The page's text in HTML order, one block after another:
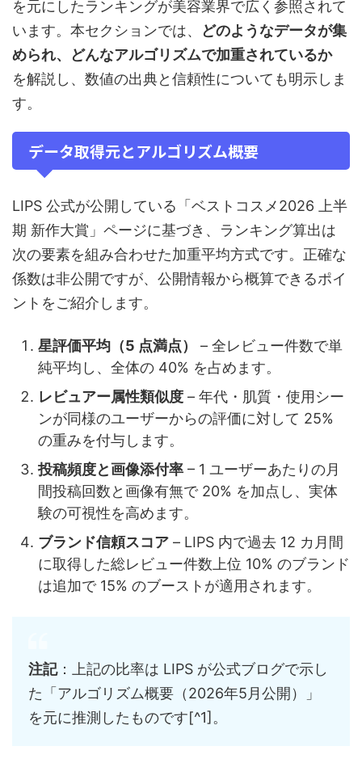
を元にしたランキングが美容業界で広く参照されて
います。本セクションでは、
どのようなデータが集
められ、どんなアルゴリズムで加重されているか
を解説し、数値の出典と信頼性についても明示しま
す。
データ取得元とアルゴリズム概要
LIPS 公式が公開している「ベストコスメ2026 上半
期 新作大賞」ページに基づき、ランキング算出は
次の要素を組み合わせた加重平均方式です。正確な
係数は非公開ですが、公開情報から概算できるポイ
ントをご紹介します。
星評価平均（5 点満点）
– 全レビュー件数で単
純平均し、全体の 40% を占めます。
レビュアー属性類似度 – 年代・肌質・使用シー
ンが同様のユーザーからの評価に対して 25%
の重みを付与します。
投稿頻度と画像添付率 – 1 ユーザーあたりの月
間投稿回数と画像有無で 20% を加点し、実体
験の可視性を高めます。
ブランド信頼スコア – LIPS 内で過去 12 カ月間
に取得した総レビュー件数上位 10% のブランド
は追加で 15% のブーストが適用されます。
注記：上記の比率は LIPS が公式ブログで示し
た「アルゴリズム概要（2026年5月公開）」
を元に推測したものです[^1]。